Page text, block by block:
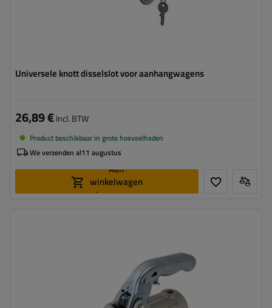
Universele knott disselslot voor aanhangwagens
26,89 €Incl. BTW
Product beschikbaar in grote hoeveelheden
We verzenden al11 augustus
Aan
winkelwagen
toevoegen
2700 kg
150 kg